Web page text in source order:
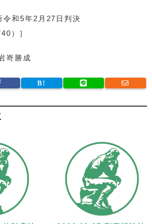
令和5年2月27日判決
）］
嵜勝成